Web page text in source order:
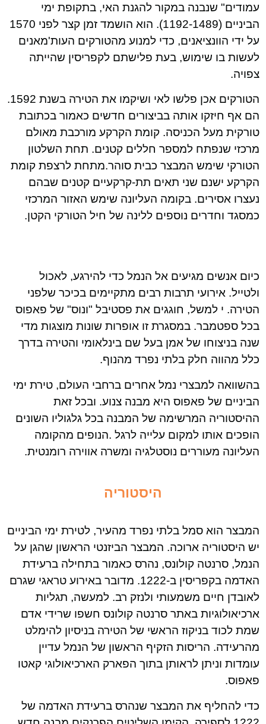
עמודים" שנבנה במקור להגנת האי, בתקופת ימי
הביניים (1192-1489). הוא הושמד זמן קצר לפני 1570
על ידי הוונציאנים, כדי למנוע מהטורקים העות'מאנים
לעשות בו שימוש, בעת פלישתם לקפריסין שהייתה
צפויה.
הטורקים אכן פלשו לאי ושיקמו את הטירה בשנת 1592.
הם אף חיזקו אותה בביצורים חדשים כאמור בכתובת
טורקית מעל הכניסה. קומת הקרקע מורכבת מאולם
מרכזי שנפתח למספר חללים קטנים. תחת השלטון
הטורקי שימש המבצר כבית סוהר.מתחת לרצפת קומת
הקרקע ישנם שני תאים תת-קרקעיים קטנים שבהם
נעצרו אסירים. בקומה העליונה שימש האזור המרכזי
כמסגד וחדרים נוספים ללינה של חיל הטורקי הקטן.
כיום אנשים מגיעים אל הנמל כדי להירגע, לאכול
ולטייל. אירועי תרבות רבים מתקיימים בכיכר שלפני
הטירה. י למשל, חוגגים את פסטיבל "ונוס" של פאפוס
בכל ספטמבר. במסגרת זו אופרות שונות מוצגות מדי
שנה בניצוחו של אמן בעל שם בינלאומי והטירה בדרך
כלל מהווה חלק בלתי נפרד מהנוף.
בהשוואה למבצרי נמל אחרים ברחבי העולם, טירת ימי
הביניים של פאפוס היא מבנה צנוע. ובכל זאת
ההיסטוריה המרשימה של המבנה בכל גלגוליו השונים
הופכים אותו למקום עלייה לרגל .הנופים מהקומה
העליונה מעוררים נוסטלגיה ומשרה אווירה רומנטית.
היסטוריה
המבצר הוא סמל בלתי נפרד מהעיר, לטירת ימי הביניים
יש היסטוריה ארוכה. המבצר הביזנטי הראשון שהגן על
הנמל, סרנטה קולונס, נהרס כאמור בתחילה ברעידת
האדמה בקפריסין ב-1222. מדובר באירוע טראגי שגרם
לאובדן חיים משמעותי ולנזק רב. למעשה, תגליות
ארכיאולוגיות באתר סרנטה קולונס חשפו שרידי אדם
שמת לכוד בניקוז הראשי של הטירה בניסיון להימלט
מהרעידה. הריסות הזקיף הראשון של הנמל עדיין
עומדות וניתן לראותן בתוך הפארק הארכיאולוגי קאטו
פאפוס.
כדי להחליף את המבצר שנהרס ברעידת האדמה של